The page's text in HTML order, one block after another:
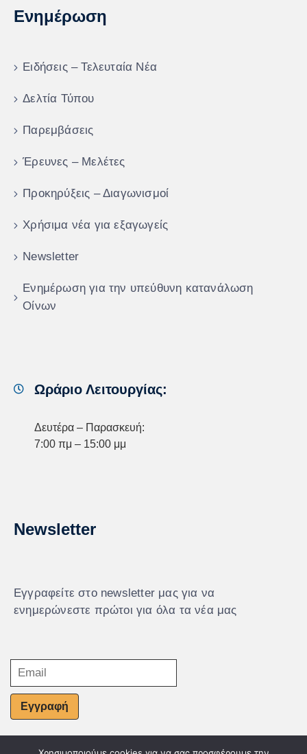
Ενημέρωση
Ειδήσεις – Τελευταία Νέα
Δελτία Τύπου
Παρεμβάσεις
Έρευνες – Μελέτες
Προκηρύξεις – Διαγωνισμοί
Χρήσιμα νέα για εξαγωγείς
Newsletter
Ενημέρωση για την υπεύθυνη κατανάλωση
Οίνων
Ωράριο Λειτουργίας:
Δευτέρα – Παρασκευή:
7:00 πμ – 15:00 μμ
Newsletter
Εγγραφείτε στο newsletter μας για να
ενημερώνεστε πρώτοι για όλα τα νέα μας
Εγγραφή